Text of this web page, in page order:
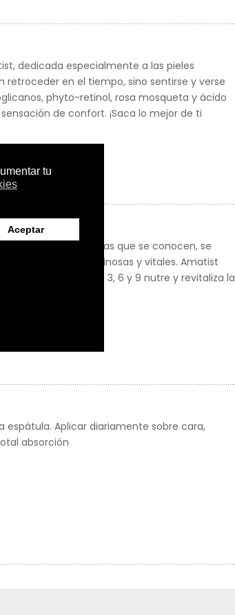
dedicada especialmente a las pieles
en el tiempo, sino sentirse y verse
phyto-retinol, rosa mosqueta y ácido
de confort. ¡Saca lo mejor de ti
a las pieles maduras que se conocen, se
y verse luminosas y vitales. Amatist
y omega 3, 6 y 9 nutre y revitaliza la
ti misma!
Aplicar diariamente sobre cara,
absorción